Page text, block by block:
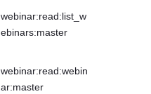
webinar:read:list_w
ebinars:master
webinar:read:webin
ar:master